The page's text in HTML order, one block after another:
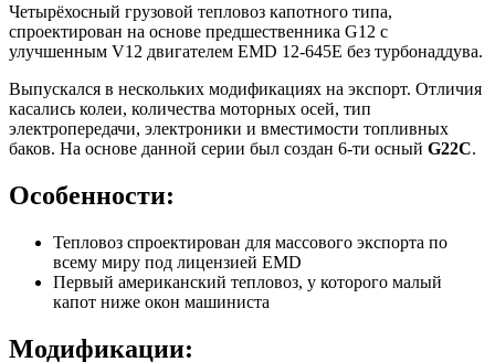
Четырёхосный грузовой тепловоз капотного типа,
спроектирован на основе предшественника G12 с
улучшенным V12 двигателем EMD 12-645E без турбонаддува.
Выпускался в нескольких модификациях на экспорт. Отличия
касались колеи, количества моторных осей, тип
электропередачи, электроники и вместимости топливных
баков. На основе данной серии был создан 6-ти осный G22C.
Особенности:
Тепловоз спроектирован для массового экспорта по
всему миру под лицензией EMD
Первый американский тепловоз, у которого малый
капот ниже окон машиниста
Модификации: